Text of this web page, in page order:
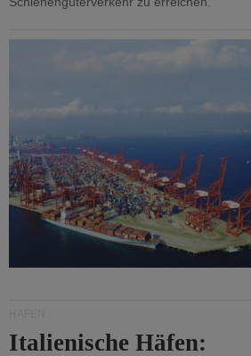
Italienische Häfen: